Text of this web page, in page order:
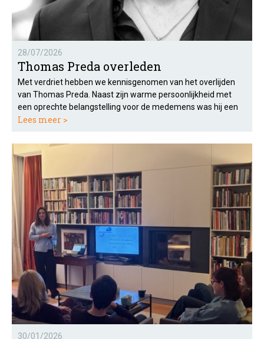
28/07/2026
Thomas Preda overleden
Met verdriet hebben we kennisgenomen van het overlijden
van Thomas Preda. Naast zijn warme persoonlijkheid met
een oprechte belangstelling voor de medemens was hij een
Lees meer >
30/01/2026